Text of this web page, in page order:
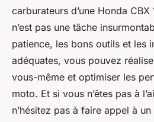
carburateurs d’une Honda
n’est pas une tâche
patience, les bons outils et les
adéquates, vous pouvez
vous-même et optimiser les
moto. Et si vous n’êtes pas à
n’hésitez pas à faire appel à